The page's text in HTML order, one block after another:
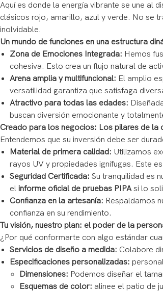
Aquí es donde la energía vibrante se une al
clásicos rojo, amarillo, azul y verde. No se
inolvidable.
Un mundo de funciones en una estructura
Zona de Emociones Integrada: Hemos
cohesiva. Esto crea un flujo natural de
Arena amplia y multifuncional: El amplio
versatilidad garantiza que satisfaga
Atractivo para todas las edades:
buscan diversión emocionante y
Creado para los negocios: Los pilares de la
Entendemos que su inversión debe ser
Material de primera calidad: Utilizamos
rayos UV y propiedades ignífugas. Este
Seguridad Certificada: Su tranquilidad es
el informe oficial de pruebas PIPAsi lo
Confianza en la artesanía: Respaldamos
confianza en su rendimiento.
Tu visión, nuestro plan: el poder de la
¿Por qué conformarte con algo estándar
Servicios de diseño a medida: Colabore
Especificaciones personalizadas:
Dimensiones: Podemos diseñar el
Esquemas de color: alinee el patio de